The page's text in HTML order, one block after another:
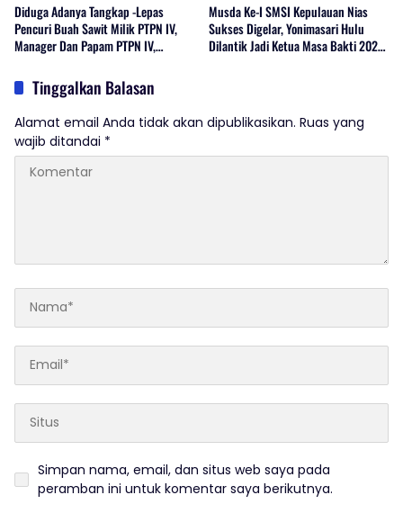
Diduga Adanya Tangkap -Lepas
Pencuri Buah Sawit Milik PTPN IV,
Manager Dan Papam PTPN IV,
Bedagai Bungkam Saat Di Konfirmasi
Wartawan.
Musda Ke-I SMSI Kepulauan Nias
Sukses Digelar, Yonimasari Hulu
Dilantik Jadi Ketua Masa Bakti 2026-
Tinggalkan Balasan
Alamat email Anda tidak akan dipublikasikan. Ruas yang
wajib ditandai *
Simpan nama, email, dan situs web saya pada
peramban ini untuk komentar saya berikutnya.